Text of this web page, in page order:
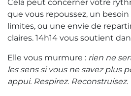
Cela peut concerner votre
que vous repoussez, un
limites, ou une envie de
claires. 14h14 vous soutient
Elle vous murmure : rien ne
les sens si vous ne savez plus
appui. Respirez. Reconstruisez.